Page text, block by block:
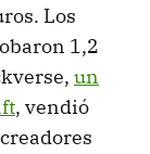
Los
1,2
un
, vendió